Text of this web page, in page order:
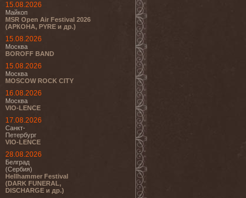
15.08.2026
Майкоп
MSR Open Air Festival 2026
(АРКОНА, PYRE и др.)
15.08.2026
Москва
BOROFF BAND
15.08.2026
Москва
MOSCOW ROCK CITY
16.08.2026
Москва
VIO-LENCE
17.08.2026
Санкт-
Петербург
VIO-LENCE
28.08.2026
Белград
(Сербия)
Hellhammer Festival
(DARK FUNERAL,
DISCHARGE и др.)